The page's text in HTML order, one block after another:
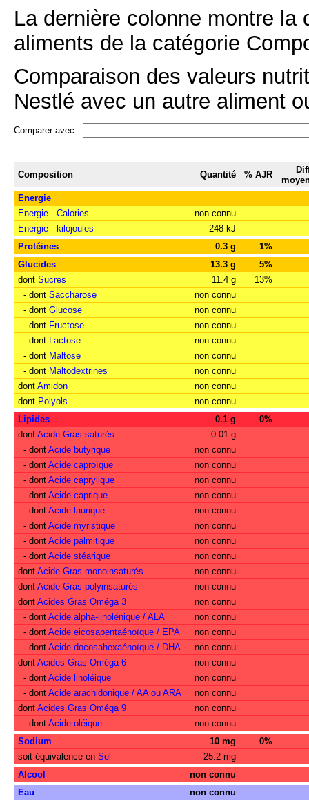
La dernière colonne montre
aliments de la catégorie
Comparaison des valeurs
Nestlé avec un autre aliment
Comparer avec :
Composition Quantité % AJR
Energie
Energie - Calories
non connu
Energie - kilojoules
248 kJ
Protéines
0.3 g
1%
Glucides
13.3 g
5%
dont Sucres 11.4 g
13%
- dont Saccharose
non connu
- dont Glucose
non connu
- dont Fructose
non connu
- dont Lactose
non connu
- dont Maltose
non connu
- dont Maltodextrines
non connu
dont Amidon
non connu
dont Polyols
non connu
Lipides
0.1 g
0%
dont Acide Gras saturés
0.01 g
- dont Acide butyrique
non connu
- dont Acide caproïque
non connu
- dont Acide caprylique
non connu
- dont Acide caprique
non connu
- dont Acide laurique
non connu
- dont Acide myristique
non connu
- dont Acide palmitique
non connu
- dont Acide stéarique
non connu
dont Acide Gras monoinsaturés
non connu
dont Acide Gras polyinsaturés
non connu
dont Acides Gras Oméga 3
non connu
- dont Acide alpha-linolénique / ALA
non connu
- dont Acide eicosapentaénoïque / EPA
non connu
- dont Acide docosahexaénoïque / DHA
non connu
dont Acides Gras Oméga 6
non connu
- dont Acide linoléique
non connu
- dont Acide arachidonique / AA ou ARA
non connu
dont Acides Gras Oméga 9
non connu
- dont Acide oléique
non connu
Sodium
10 mg
0%
soit équivalence en Sel
25.2 mg
Alcool
non connu
Eau
non connu